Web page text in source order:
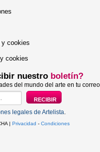
cookies
cookies
nuestro boletín?
del mundo del arte en tu
legales de Artelista
| Privacidad - Condiciones